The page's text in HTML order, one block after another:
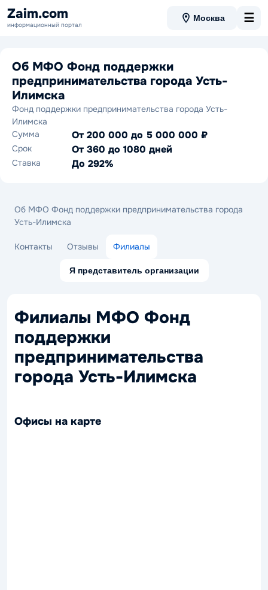
Zaim.com
информационный портал
Москва ☰
Об МФО Фонд поддержки
предпринимательства города Усть-
Илимска
Фонд поддержки предпринимательства города Усть-
Илимска
Сумма
От 200 000 до 5 000 000 ₽
Срок От 360 до 1080 дней
Ставка До 292%
Об МФО Фонд поддержки предпринимательства города
Усть-Илимска
Контакты Отзывы Филиалы
Я представитель организации
Филиалы МФО Фонд
поддержки
предпринимательства
города Усть-Илимска
Офисы на карте